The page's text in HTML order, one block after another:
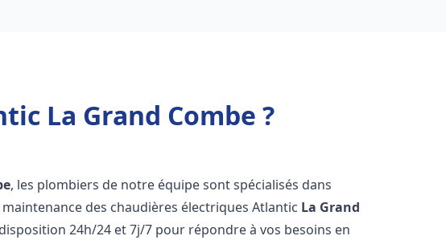
La Grand Combe ?
, les plombiers de notre équipe sont spécialisés dans
des chaudières électriques Atlantic La Grand
24h/24 et 7j/7 pour répondre à vos besoins en